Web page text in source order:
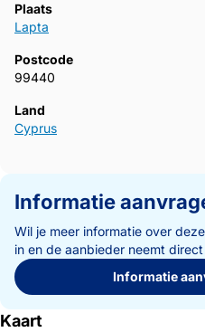
Plaats
Lapta
Postcode
99440
Land
Cyprus
Informatie
Wil je meer informatie over
in en de aanbieder neemt
Informatie
Kaart